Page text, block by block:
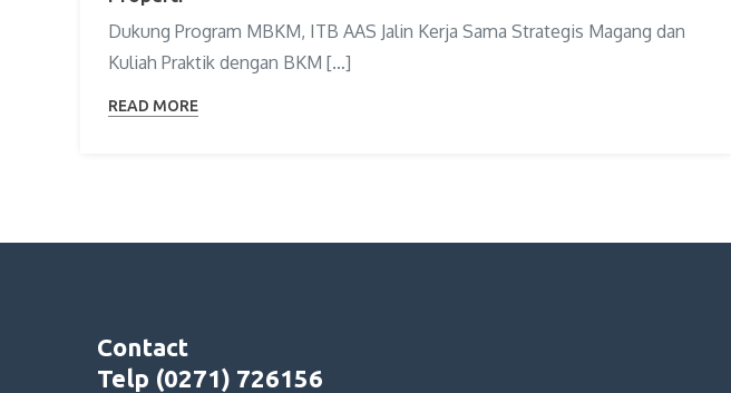
Dukung Program MBKM, ITB AAS Jalin Kerja Sama Strategis Magang dan
Kuliah Praktik dengan BKM […]
READ MORE
Contact
Telp (0271) 726156